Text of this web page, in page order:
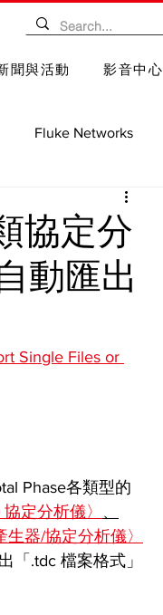
聞與活動 影音中心
Fluke Networks
重要記事
協定分
動匯出
Single Files or
Phase各類型的
定分析儀〉
、
生器/協定分析儀〉
「.tdc 檔案格式」